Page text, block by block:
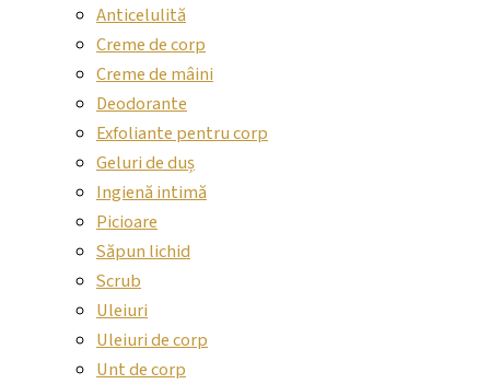
Anticelulită
Creme de corp
Creme de mâini
Deodorante
Exfoliante pentru corp
Geluri de duș
Ingienă intimă
Picioare
Săpun lichid
Scrub
Uleiuri
Uleiuri de corp
Unt de corp